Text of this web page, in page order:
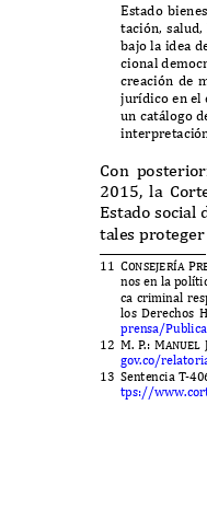
Estado
tación, salud,
bajo la idea
cional
creación de
jurídico en el
un catálogo
interpretació
Con
2015,la C
Estado social
tales
11 Consejería
nos en la polí
ca criminal
losDerechos
prensa/P
12 M. P.: Manuel
gov.co/
13 SentenciaT-
tps://www.